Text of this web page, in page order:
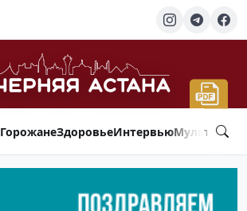
ГорожанеЗдоровьеИнтервью